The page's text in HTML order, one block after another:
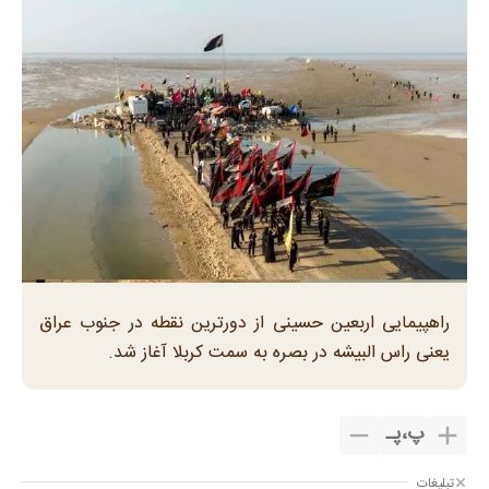
راهپیمایی اربعین حسینی از دورترین نقطه در جنوب عراق
یعنی راس البیشه در بصره به سمت کربلا آغاز شد.
پ،پـ
تبلیغات